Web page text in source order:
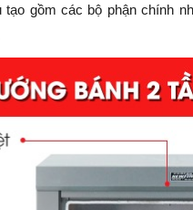
tạo gồm các bộ phận chính